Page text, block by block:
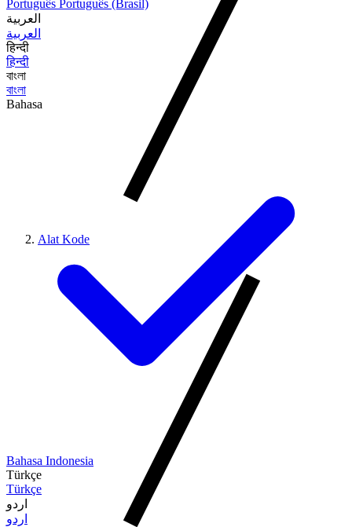
Português Português (Brasil)
العربية
العربية
हिन्दी
हिन्दी
বাংলা
বাংলা
Bahasa
Bahasa Indonesia
Türkçe
Türkçe
اردو
اردو
Alat Kode